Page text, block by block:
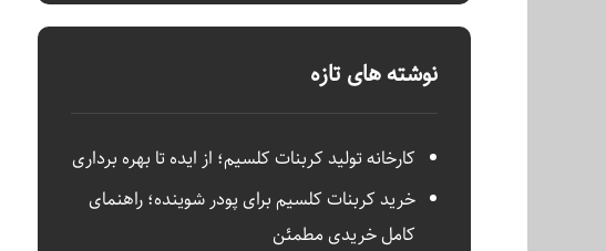
نوشته های تازه
کارخانه تولید کربنات کلسیم؛ از ایده تا بهره‌ برداری
خرید کربنات کلسیم برای پودر شوینده؛ راهنمای
کامل خریدی مطمئن